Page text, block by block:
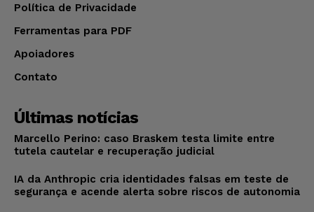
Política de Privacidade
Ferramentas para PDF
Apoiadores
Contato
Últimas notícias
Marcello Perino: caso Braskem testa limite entre
tutela cautelar e recuperação judicial
IA da Anthropic cria identidades falsas em teste de
segurança e acende alerta sobre riscos de autonomia